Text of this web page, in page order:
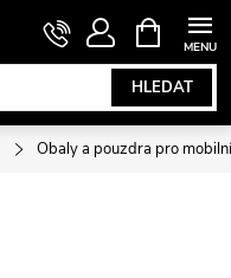
HLEDAT
NÁKUPNÍ
KOŠÍK
Obaly a pouzdra pro